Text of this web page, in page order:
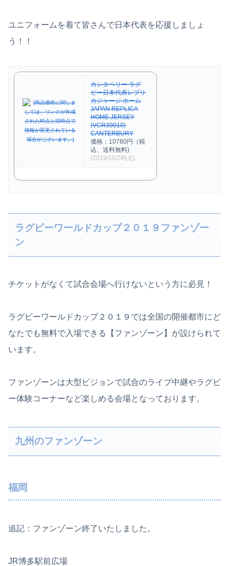
ユニフォームを着て皆さんで日本代表を応援しましょ
う！！
カンタベリー ラグ
ビー日本代表レプリ
カジャージ ホーム
JAPAN REPLICA
HOME JERSEY
(VCR39010)
CANTERBURY
価格：10780円（税
込、送料無料)
(2019/10/2時点)
ラグビーワールドカップ２０１９ファンゾー
ン
チケットがなくて試合会場へ行けないという方に必見！
ラグビーワールドカップ２０１９では全国の開催都市にど
なたでも無料で入場できる【ファンゾーン】が設けられて
います。
ファンゾーンは大型ビジョンで試合のライブ中継やラグビ
ー体験コーナーなど楽しめる会場となっております。
九州のファンゾーン
福岡
追記：ファンゾーン終了いたしました。
JR博多駅前広場